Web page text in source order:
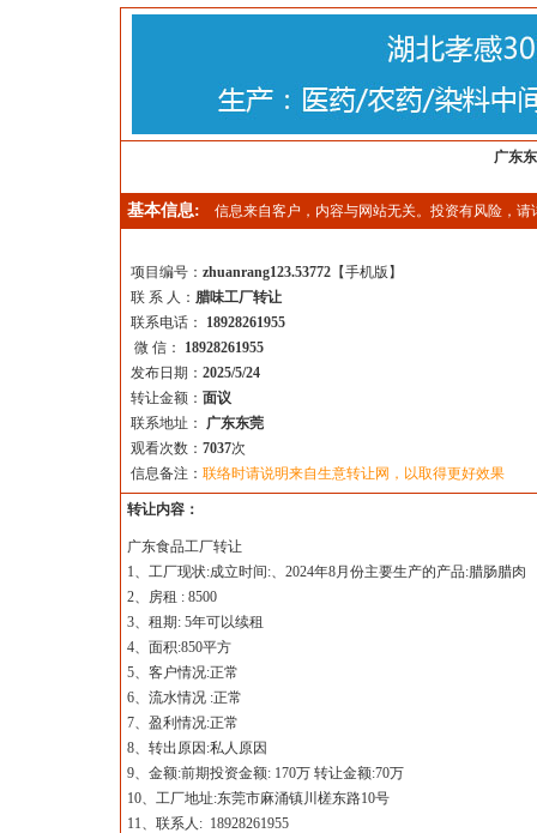
广东
基本信息: 信息来自客户，内容与网站无关。投资有风险，请
项目编号： zhuanrang123.53772 【手机版 】
联 系 人： 腊味工厂转让
联系电话：
18928261955
微 信：
18928261955
发布日期： 2025/5/24
转让金额： 面议
联系地址：
广东东莞
观看次数： 7037次
信息备注： 联络时请说明来自生意转让网，以取得更好效果
转让内容：
广东食品工厂转让
1、工厂现状:成立时间:、2024年8月份主要生产的产品:腊肠腊肉
2、房租 : 8500
3、租期: 5年可以续租
4、面积:850平方
5、客户情况:正常
6、流水情况 :正常
7、盈利情况:正常
8、转出原因:私人原因
9、金额:前期投资金额: 170万 转让金额:70万
10、工厂地址:东莞市麻涌镇川槎东路10号
11、联系人: 18928261955